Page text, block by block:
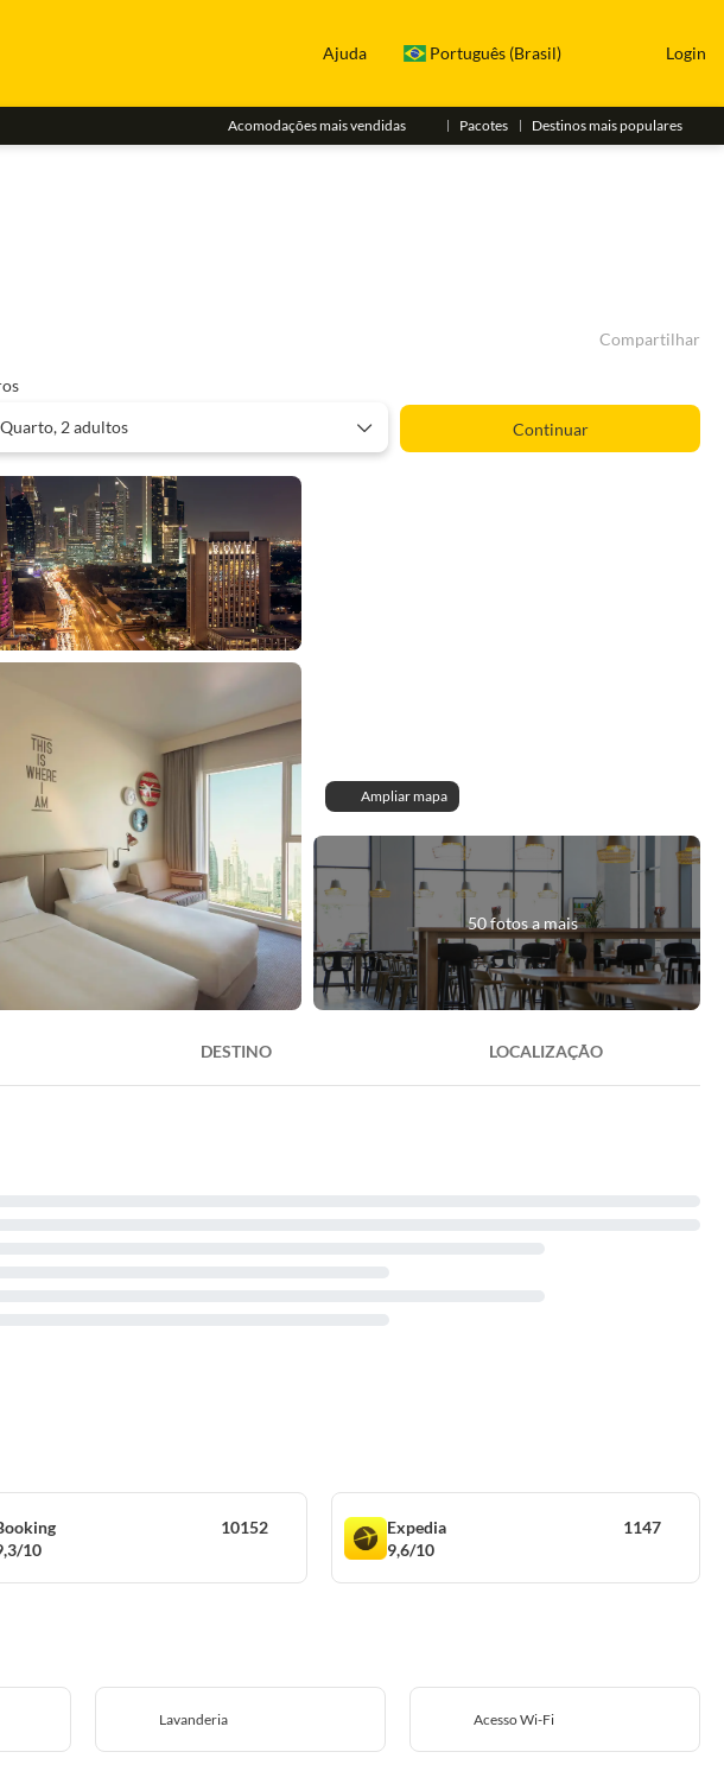
Ajuda Português (Brasil) Login
Acomodações mais vendidas Pacotes Destinos mais populares
Compartilhar
2 adultos Continuar
Ampliar mapa
50 fotos a mais
DESTINO LOCALIZAÇÃO
10
10152
Expedia
9,6/10
1147
Lavanderia Acesso Wi-Fi